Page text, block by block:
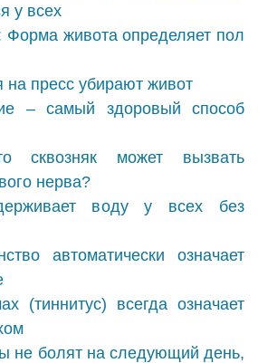
у всех
Форма живота определяет пол
пресс убирают живот
– самый здоровый способ
сквозняк может вызвать
нерва?
воду у всех без
автоматически означает
всегда означает
болят на следующий день,